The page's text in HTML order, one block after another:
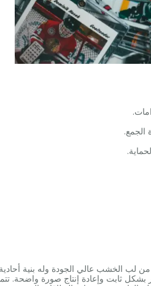
الجمع.
لب الخشب عالي الجودة وله بنية
ثابت وإعادة إنتاج صورة واضحة.